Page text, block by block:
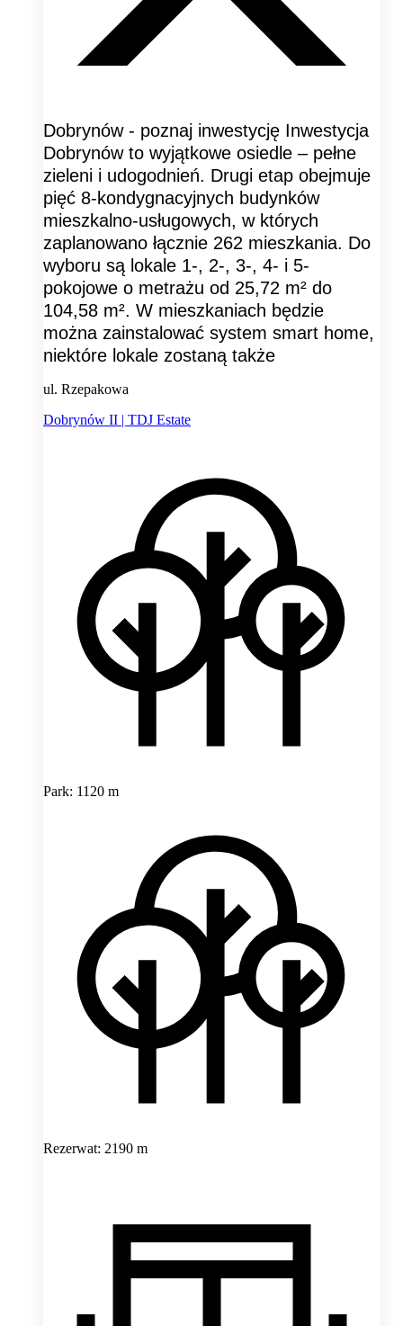
Dobrynów - poznaj inwestycję Inwestycja
Dobrynów to wyjątkowe osiedle – pełne
zieleni i udogodnień. Drugi etap obejmuje
pięć 8-kondygnacyjnych budynków
mieszkalno-usługowych, w których
zaplanowano łącznie 262 mieszkania. Do
wyboru są lokale 1-, 2-, 3-, 4- i 5-
pokojowe o metrażu od 25,72 m² do
104,58 m². W mieszkaniach będzie
można zainstalować system smart home,
niektóre lokale zostaną także
ul. Rzepakowa
Dobrynów II | TDJ Estate
Park: 1120 m
Rezerwat: 2190 m